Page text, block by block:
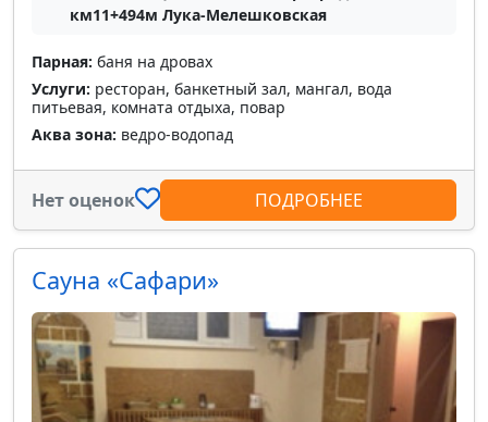
км11+494м Лука-Мелешковская
Парная: баня на дровах
Услуги: ресторан, банкетный зал, мангал, вода
питьевая, комната отдыха, повар
Аква зона: ведро-водопад
Нет оценок ПОДРОБНЕЕ
Сауна «Сафари»